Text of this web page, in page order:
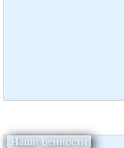
Наши ценности